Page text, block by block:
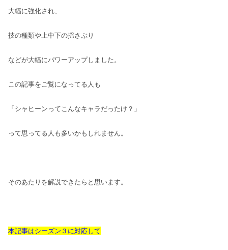
大幅に強化され、
技の種類や上中下の揺さぶり
などが大幅にパワーアップしました。
この記事をご覧になってる人も
「シャヒーンってこんなキャラだったけ？」
って思ってる人も多いかもしれません。
そのあたりを解説できたらと思います。
本記事はシーズン３に対応して